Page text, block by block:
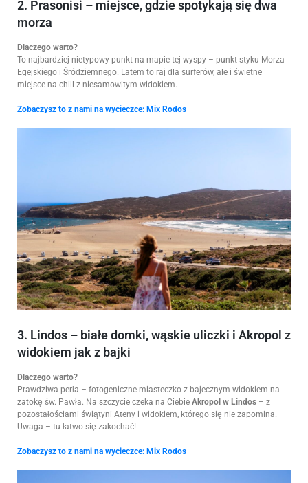
2. Prasonisi – miejsce, gdzie spotykają się dwa
morza
Dlaczego warto?
To najbardziej nietypowy punkt na mapie tej wyspy – punkt styku Morza
Egejskiego i Śródziemnego. Latem to raj dla surferów, ale i świetne
miejsce na chill z niesamowitym widokiem.
Zobaczysz to z nami na wycieczce: Mix Rodos
3. Lindos – białe domki, wąskie uliczki i Akropol z
widokiem jak z bajki
Dlaczego warto?
Prawdziwa perła – fotogeniczne miasteczko z bajecznym widokiem na
zatokę św. Pawła. Na szczycie czeka na Ciebie Akropol w Lindos – z
pozostałościami świątyni Ateny i widokiem, którego się nie zapomina.
Uwaga – tu łatwo się zakochać!
Zobaczysz to z nami na wycieczce: Mix Rodos